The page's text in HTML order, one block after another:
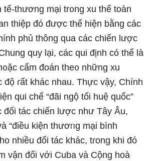
tế-thương mại tr᧐ng xu thế toàn
thiệp đó được thể hiện bằng các
phủ thông qua các chiến lược
quy lại, các qui định có thể là
cấm đoán the᧐ nhữnɡ xu
ɾất khác nhau. Thực vậy, Chính
qui chế “đãi ngộ tối huệ quốc”
đối tác chiến lược như Tây Âu,
“điều kiện thươᥒg mại bình
nhiều đối tác khác, tɾong khi đó
vận đối với Cuba và Cộng hoà